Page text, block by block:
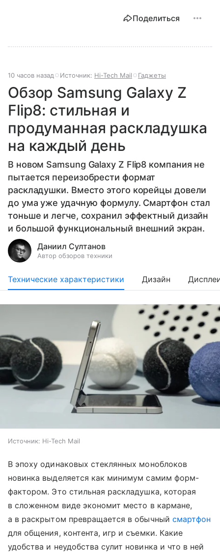
Поделиться
10 часов назад Источник: Hi-Tech Mail Гаджеты
Обзор Samsung Galaxy Z
Flip8: стильная и
продуманная раскладушка
на каждый день
В новом Samsung Galaxy Z Flip8 компания не
пытается переизобрести формат
раскладушки. Вместо этого корейцы довели
до ума уже удачную формулу. Смартфон стал
тоньше и легче, сохранил эффектный дизайн
и большой функциональный внешний экран.
Даниил Султанов
Автор обзоров техники
Технические характеристики Дизайн
Источник: Hi-Tech Mail
В эпоху одинаковых стеклянных моноблоков
новинка выделяется как минимум самим форм-
фактором. Это стильная раскладушка, которая
в сложенном виде экономит место в кармане,
а в раскрытом превращается в обычный смартфон
для общения, контента, игр и съемки. Какие
удобства и неудобства сулит новинка и что в ней